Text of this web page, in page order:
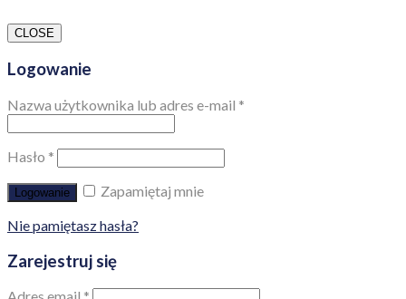
CLOSE
Logowanie
Nazwa użytkownika lub adres e-mail *
Hasło *
Logowanie
Zapamiętaj mnie
Nie pamiętasz hasła?
Zarejestruj się